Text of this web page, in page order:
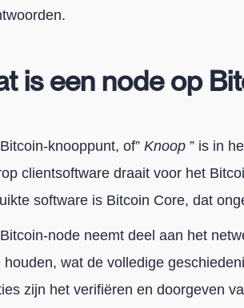
is een node op
knooppunt, of” Knoop ” is in
clientsoftware draait voor het
software is Bitcoin Core, dat
node neemt deel aan het
houden, wat de volledige
zijn het verifiëren en doorgeven